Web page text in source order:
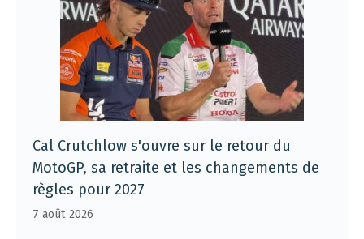
Cal Crutchlow s'ouvre sur le retour du
MotoGP, sa retraite et les changements de
règles pour 2027
7 août 2026